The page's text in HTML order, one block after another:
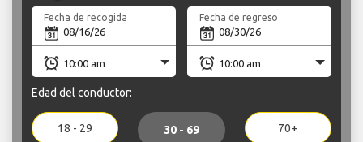
Fecha de recogida Fecha de regreso
Edad del conductor:
18 - 29 30 - 69 70+